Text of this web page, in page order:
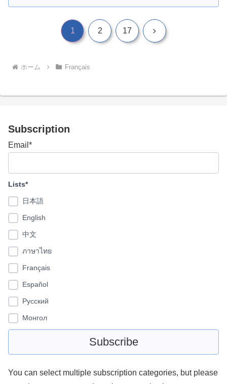
1 2 17 次
ホーム Français
Subscription
Email*
Lists*
日本語
English
中文
ภาษาไทย
Français
Español
Pусский
Монгол
You can select multiple subscription categories, but please